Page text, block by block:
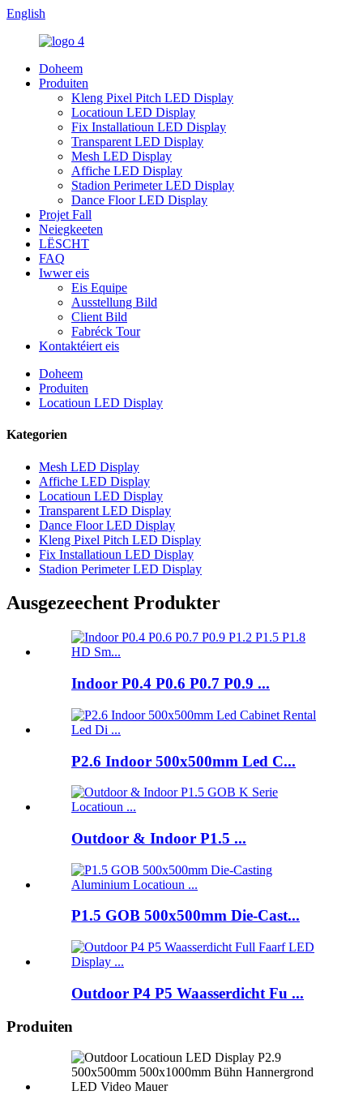
English
Doheem
Produiten
Kleng Pixel Pitch LED Display
Locatioun LED Display
Fix Installatioun LED Display
Transparent LED Display
Mesh LED Display
Affiche LED Display
Stadion Perimeter LED Display
Dance Floor LED Display
Projet Fall
Neiegkeeten
LËSCHT
FAQ
Iwwer eis
Eis Equipe
Ausstellung Bild
Client Bild
Fabréck Tour
Kontaktéiert eis
Doheem
Produiten
Locatioun LED Display
Kategorien
Mesh LED Display
Affiche LED Display
Locatioun LED Display
Transparent LED Display
Dance Floor LED Display
Kleng Pixel Pitch LED Display
Fix Installatioun LED Display
Stadion Perimeter LED Display
Ausgezeechent Produkter
Indoor P0.4 P0.6 P0.7 P0.9 ...
P2.6 Indoor 500x500mm Led C...
Outdoor & Indoor P1.5 ...
P1.5 GOB 500x500mm Die-Cast...
Outdoor P4 P5 Waasserdicht Fu ...
Produiten